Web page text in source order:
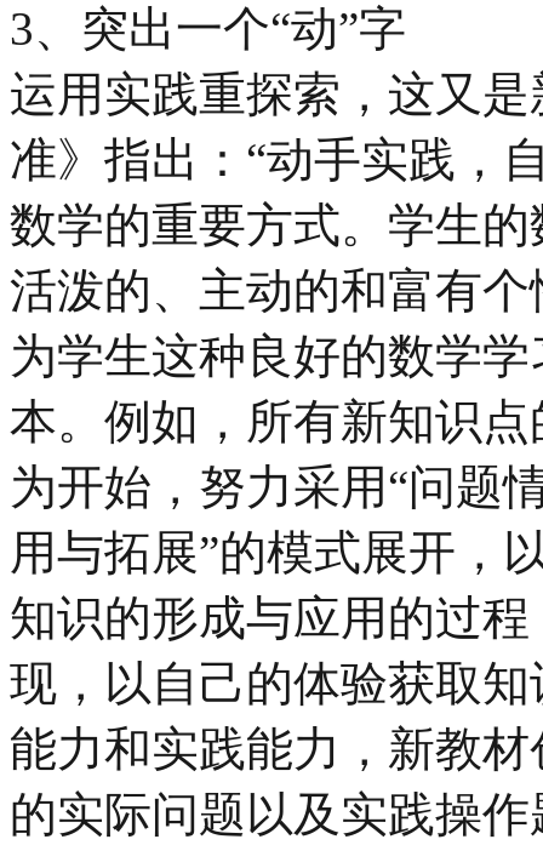
3、突出一个“动”字
运用实践重探索，这又
准》指出：“动手实践，
数学的重要方式。学生
活泼的、主动的和富有
为学生这种良好的数学
本。例如，所有新知识
为开始，努力采用“问
用与拓展”的模式展开，
知识的形成与应用的过
现，以自己的体验获取
能力和实践能力，新教
的实际问题以及实践操